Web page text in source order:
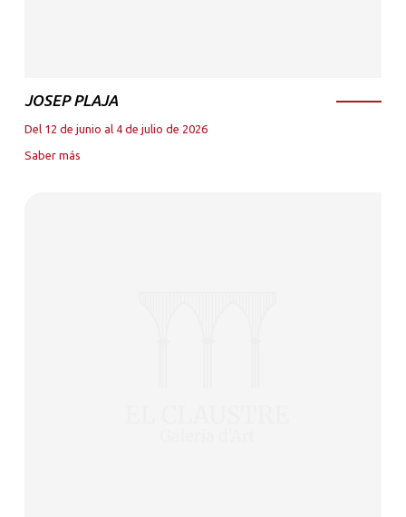
JOSEP PLAJA
Del 12 de junio al 4 de julio de 2026
Saber más